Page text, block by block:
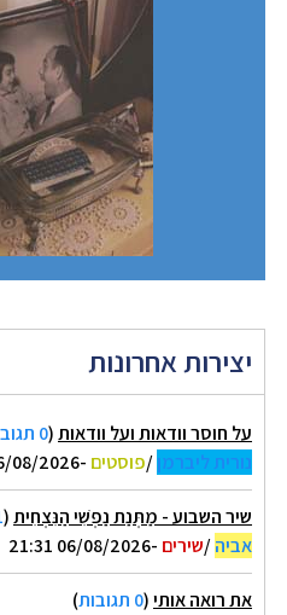
יצירות אחרונות
על חוסר וודאות ועל וודאות(0 תגובות
נורית ליברמן/פוסטים -06/08/2026 21:32
שיר השבוע - מַתְּנַת נַפְשִׁי הַנִּצְחִית(
1
אביה/שירים -06/08/2026 21:31
את רואה אותי(0 תגובות
)